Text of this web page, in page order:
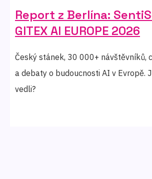
Report z Berlína:
GITEX AI EUROPE 2026
Český stánek, 30 000+ návštěvníků,
a debaty o budoucnosti AI v Evropě.
vedli?